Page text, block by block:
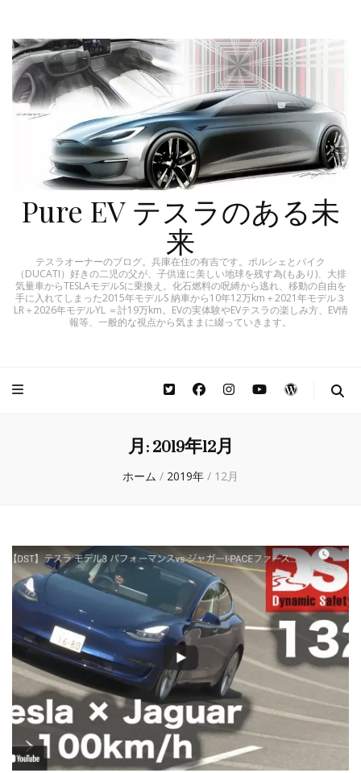
Pure EV テスラのある未
来
テスラオーナーのブログ。兵庫在住の有吉です。ポルシェとバイク
（DUCATI）好きの二児の父が、子供達に美しい地球を残す為(もあり)、大排
気量車からTESLAモデルSに乗換え。化石燃料の呪縛から逃れ、移動の自由を
手に入れてしまった2015年モデルS 納車から10年12万km＋2021年モデル３
LR＋2026年モデルYL ＝計19万km。EVの実体験やEVテスラの楽しみ方、EV情
報等、一般的な視点から気ままに綴っていきます。
月:2019年12月
ホーム / 2019年 / 12月